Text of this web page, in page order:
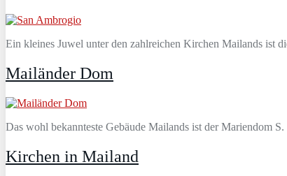
Ein kleines Juwel unter den zahlreichen Kirchen Mailands ist
Mailänder Dom
Das wohl bekannteste Gebäude Mailands ist der Mariendom
Kirchen in Mailand